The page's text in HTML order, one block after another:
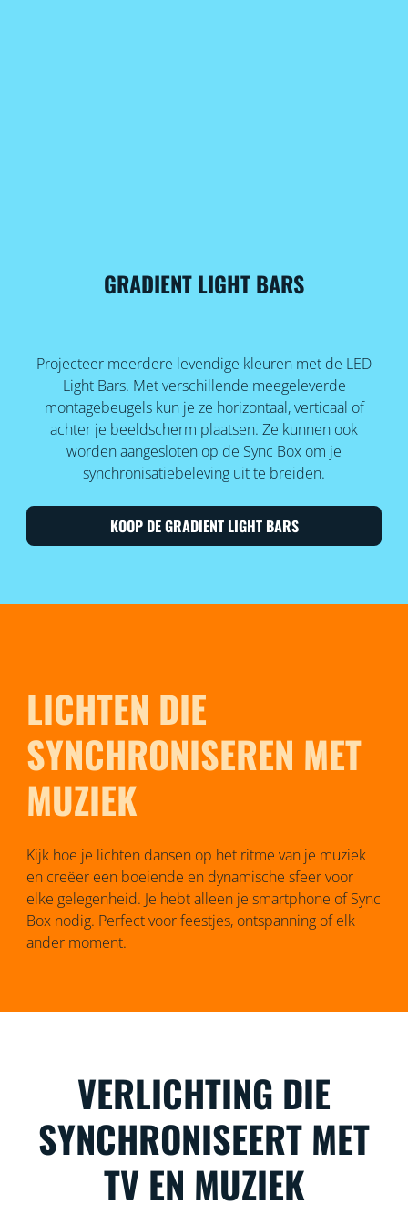
GRADIENT LIGHT BARS
Projecteer meerdere levendige kleuren met de LED
Light Bars. Met verschillende meegeleverde
montagebeugels kun je ze horizontaal, verticaal of
achter je beeldscherm plaatsen. Ze kunnen ook
worden aangesloten op de Sync Box om je
synchronisatiebeleving uit te breiden.
KOOP DE GRADIENT LIGHT BARS
LICHTEN DIE
SYNCHRONISEREN MET
MUZIEK
Kijk hoe je lichten dansen op het ritme van je muziek
en creëer een boeiende en dynamische sfeer voor
elke gelegenheid. Je hebt alleen je smartphone of Sync
Box nodig. Perfect voor feestjes, ontspanning of elk
ander moment.
VERLICHTING DIE
SYNCHRONISEERT MET
TV EN MUZIEK